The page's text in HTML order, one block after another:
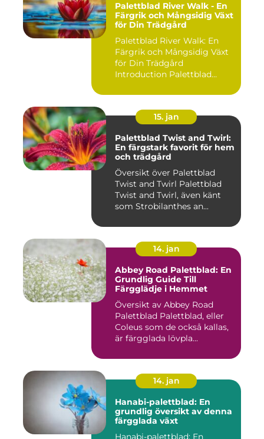
Palettblad River Walk - En
Färgrik och Mångsidig Växt
för Din Trädgård
Palettblad River Walk: En
Färgrik och Mångsidig Växt
för Din Trädgård
Introduction Palettblad
15. jan
Palettblad Twist and Twirl:
En färgstark favorit för hem
och trädgård
Översikt över Palettblad
Twist and Twirl Palettblad
Twist and Twirl, även känt
som Strobilanthes an...
14. jan
Abbey Road Palettblad: En
Grundlig Guide Till
Färgglädje i Hemmet
Översikt av Abbey Road
Palettblad Palettblad, eller
Coleus som de också kallas,
är färgglada lövpla...
14. jan
Hanabi-palettblad: En
grundlig översikt av denna
färgglada växt
Hanabi-palettblad: En